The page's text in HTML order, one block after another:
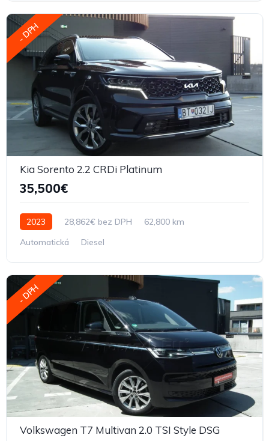
- DPH
Kia Sorento 2.2 CRDi Platinum
35,500€
2023 28,862€ bez DPH
62,800 km
Automatická
Diesel
- DPH
Volkswagen T7 Multivan 2.0 TSI Style DSG